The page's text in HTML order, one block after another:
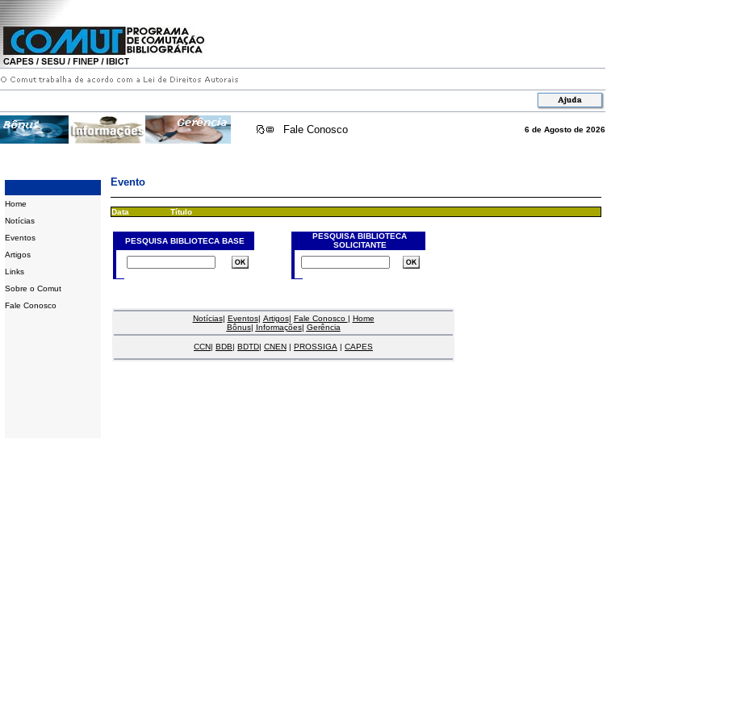
Fale Conosco 6 de Agosto de 2026
Home
Notícias
Eventos
Artigos
Links
Sobre o Comut
Fale Conosco
Evento
Data Título
PESQUISA BIBLIOTECA BASE
PESQUISA BIBLIOTECA
SOLICITANTE
Notícias| Eventos| Artigos| Fale Conosco | Home
Bônus| Informações| Gerência
CCN| BDB| BDTD| CNEN | PROSSIGA | CAPES